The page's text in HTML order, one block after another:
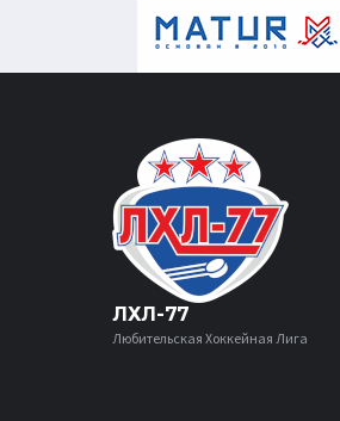
ЛХЛ-77
Любительская Хоккейная Лига